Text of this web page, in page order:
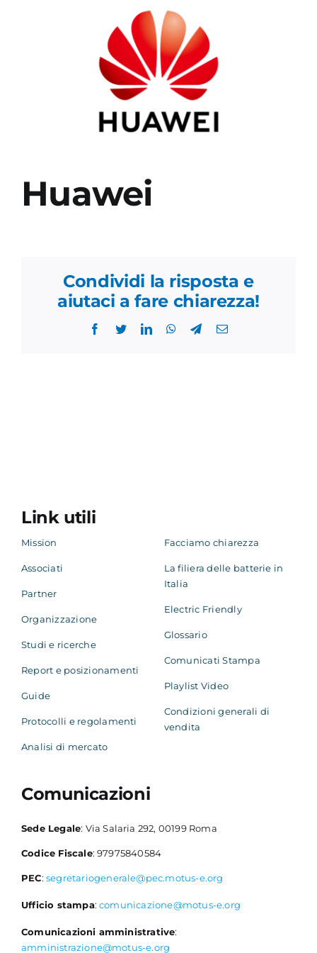
Academy
Huawei
Condividi la risposta e
aiutaci a fare chiarezza!
Facebook
TwitterLinkedInWhatsApp
TelegramEmail
Link utili
Mission
Associati
Partner
Organizzazione
Studi e ricerche
Report e posizionamenti
Guide
Protocolli e regolamenti
Analisi di mercato
Facciamo chiarezza
La filiera delle batterie in
Italia
Electric Friendly
Glossario
Comunicati Stampa
Playlist Video
Condizioni generali di
vendita
Comunicazioni
Sede Legale: Via Salaria 292, 00199 Roma
Codice Fiscale: 97975840584
PEC: segretariogenerale@pec.motus-e.org
Ufficio stampa:comunicazione@motus-e.org
Comunicazioni amministrative:
amministrazione@motus-e.org